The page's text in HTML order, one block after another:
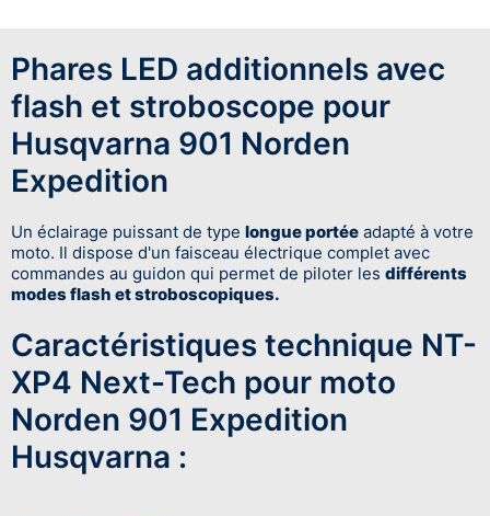
Phares LED additionnels avec
flash et stroboscope pour
Husqvarna 901 Norden
Expedition
Un éclairage puissant de type longue portée adapté à votre
moto. Il dispose d'un faisceau électrique complet avec
commandes au guidon qui permet de piloter les différents
modes flash et stroboscopiques.
Caractéristiques technique NT-
XP4 Next-Tech pour moto
Norden 901 Expedition
Husqvarna :